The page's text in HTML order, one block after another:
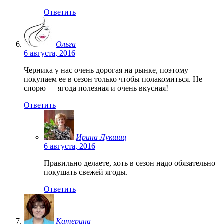
Ответить
Ольга
6 августа, 2016
Черника у нас очень дорогая на рынке, поэтому
покупаем ее в сезон только чтобы полакомиться. Не
спорю — ягода полезная и очень вкусная!
Ответить
Ирина Лукшиц
6 августа, 2016
Правильно делаете, хоть в сезон надо обязательно
покушать свежей ягоды.
Ответить
Катерина